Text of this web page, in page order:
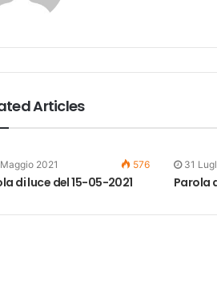
Articles
2021 576
di luce del 15-05-2021
31
Parola